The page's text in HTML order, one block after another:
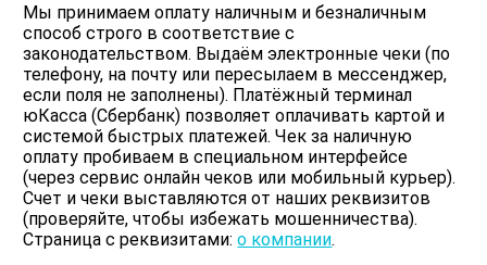
Мы принимаем оплату наличным и безналичным
способ строго в соответствие с
законодательством. Выдаём электронные чеки (по
телефону, на почту или пересылаем в мессенджер,
если поля не заполнены). Платёжный терминал
юКасса (Сбербанк) позволяет оплачивать картой и
системой быстрых платежей. Чек за наличную
оплату пробиваем в специальном интерфейсе
(через сервис онлайн чеков или мобильный курьер).
Счет и чеки выставляются от наших реквизитов
(проверяйте, чтобы избежать мошенничества).
Страница с реквизитами:о компании.